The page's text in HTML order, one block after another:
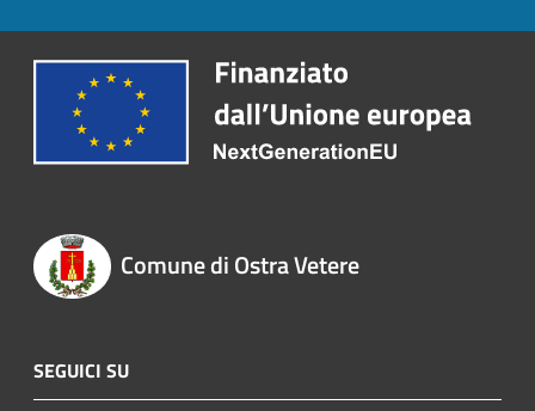
Comune di Ostra Vetere
SEGUICI SU